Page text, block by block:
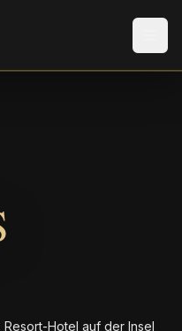
Hotel auf der Insel